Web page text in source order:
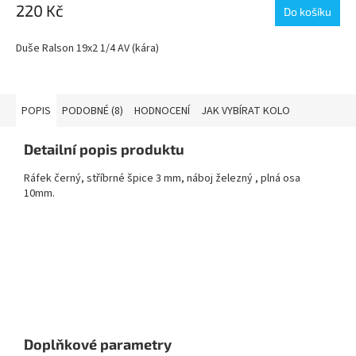
220 Kč Do košíku
Duše Ralson 19x2 1/4 AV (kára)
POPIS PODOBNÉ (8) HODNOCENÍ JAK VYBÍRAT KOLO
Detailní popis produktu
Ráfek černý, stříbrné špice 3 mm, náboj železný , plná osa
10mm.
Doplňkové parametry